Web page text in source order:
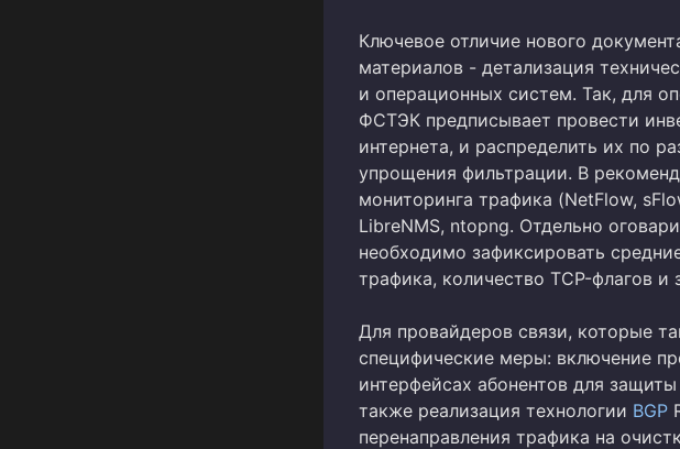
Ключевое отличие нового
материалов - детализация
и операционных систем. Так, для
ФСТЭК предписывает провести
интернета, и распределить их по
упрощения фильтрации. В
мониторинга трафика (NetFlow,
LibreNMS, ntopng. Отдельно
необходимо зафиксировать
трафика, количество TCP-флагов и
Для провайдеров связи, которые
специфические меры: включение
интерфейсах абонентов для
также реализация технологии BGP
перенаправления трафика на